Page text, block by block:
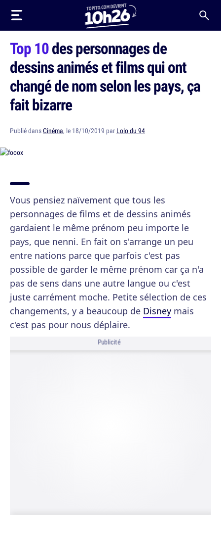
Top 10des personnages de
dessins animés et films qui ont
changé de nom selon les pays, ça
fait bizarre
Publié dansCinéma, le 18/10/2019 par Lolo du 94
Vous pensiez naïvement que tous les
personnages de films et de dessins animés
gardaient le même prénom peu importe le
pays, que nenni. En fait on s'arrange un peu
entre nations parce que parfois c'est pas
possible de garder le même prénom car ça n'a
pas de sens dans une autre langue ou c'est
juste carrément moche. Petite sélection de ces
changements, y a beaucoup de Disney mais
c'est pas pour nous déplaire.
Publicité